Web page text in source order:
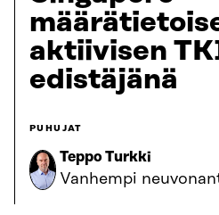
aktiivisen
edistäjänä
PUHUJAT
Teppo Turkki
Vanhempi